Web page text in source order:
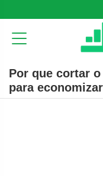
Por que cortar
para